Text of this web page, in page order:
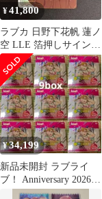
¥41,800
ラブカ 日野下花帆 蓮ノ
空 LLE 箔押しサイン
ピンク
¥34,199
新品未開封 ラブライ
ブ！ Anniversary 2026
新品 9box